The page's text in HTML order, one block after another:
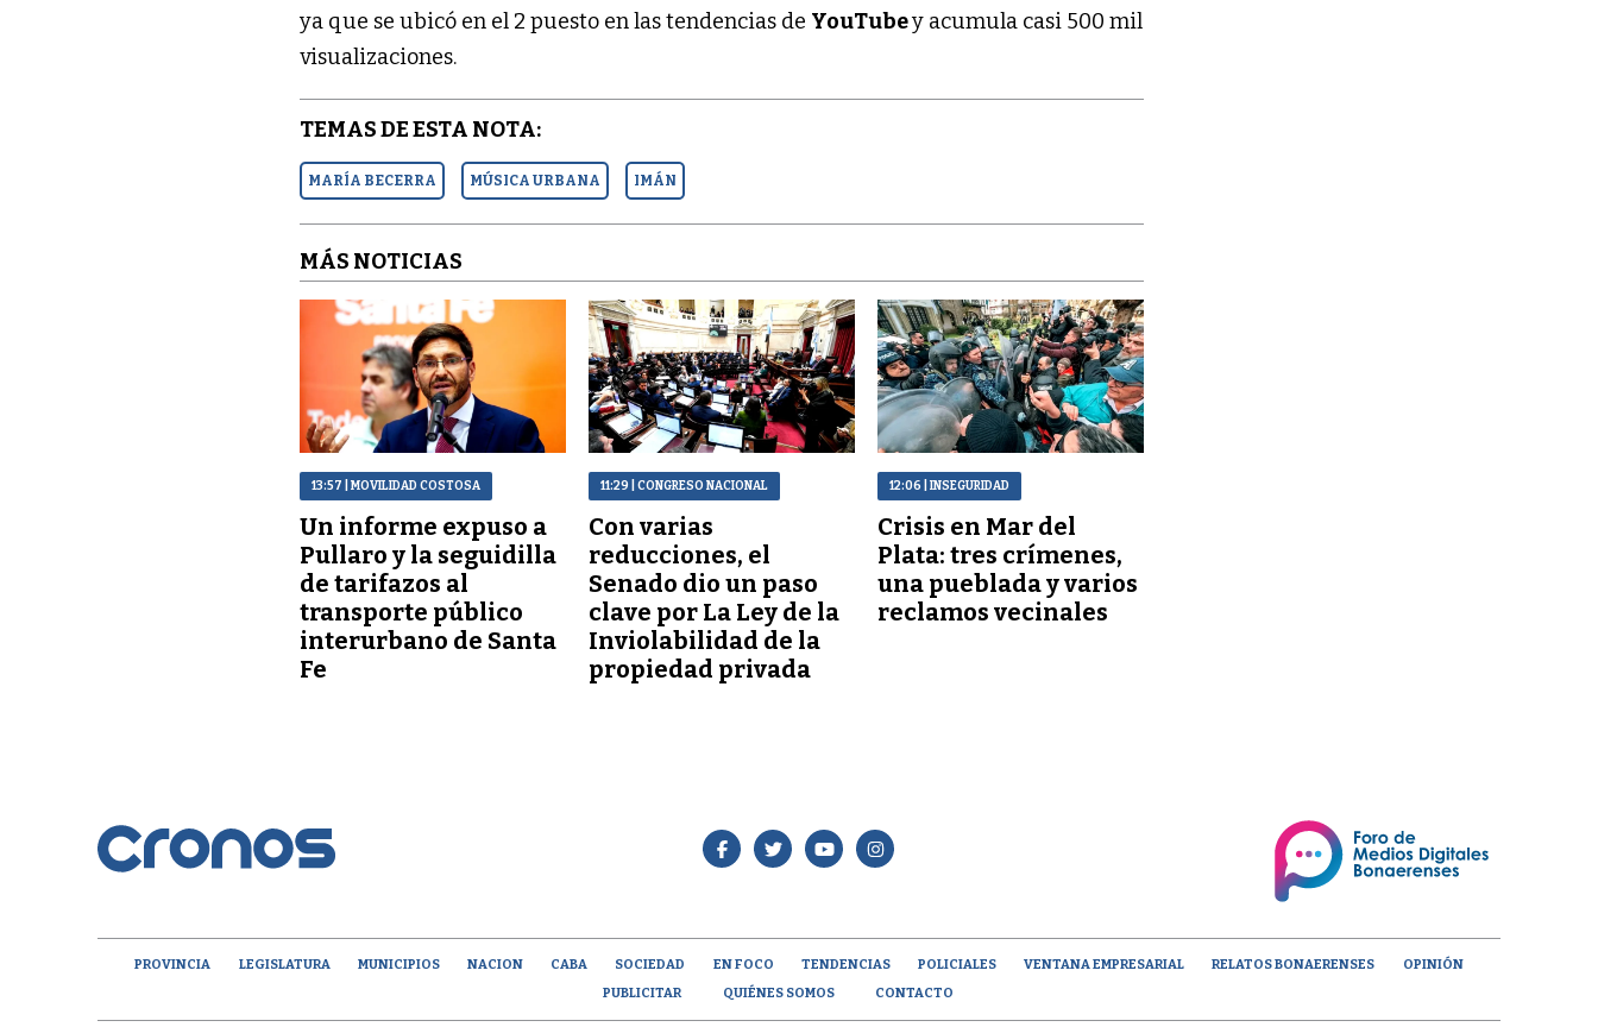
ya que se ubicó en el 2 puesto en las tendencias de YouTubey acumula casi 500 mil
visualizaciones.
TEMAS DE ESTA NOTA:
MARÍA BECERRA MÚSICA URBANA IMÁN
MÁS NOTICIAS
13:57 | MOVILIDAD COSTOSA
Un informe expuso a
Pullaro y la seguidilla
de tarifazos al
transporte público
interurbano de Santa
Fe
11:29 | CONGRESO NACIONAL
Con varias
reducciones, el
Senado dio un paso
clave por La Ley de la
Inviolabilidad de la
propiedad privada
12:06 | INSEGURIDAD
Crisis en Mar del
Plata: tres crímenes,
una pueblada y varios
reclamos vecinales
PROVINCIA LEGISLATURA MUNICIPIOS NACION CABA SOCIEDAD EN FOCO TENDENCIAS POLICIALES VENTANA EMPRESARIAL RELATOS BONAERENSES
OPINIÓN
PUBLICITAR
QUIÉNES SOMOS CONTACTO